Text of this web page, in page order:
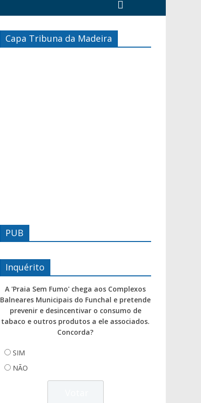
Capa Tribuna da Madeira
PUB
Inquérito
A 'Praia Sem Fumo' chega aos Complexos
Balneares Municipais do Funchal e pretende
prevenir e desincentivar o consumo de
tabaco e outros produtos a ele associados.
Concorda?
SIM
NÃO